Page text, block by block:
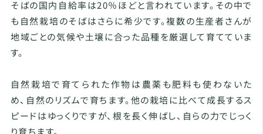
そばの国内自給率は20％ほどと言われています。その中で
も自然栽培のそばはさらに希少です。複数の生産者さんが
地域ごとの気候や土壌に合った品種を厳選して育てていま
す。
自然栽培で育てられた作物は農薬も肥料も使わないた
め、自然のリズムで育ちます。他の栽培に比べて成長するス
ピードはゆっくりですが、根を長く伸ばし、自らの力でじっく